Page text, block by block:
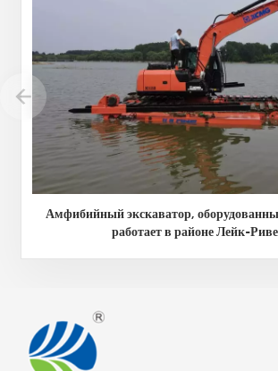
Амфибийный экскаватор,
работает в районе Лейк-